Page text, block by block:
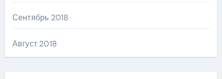
Сентябрь 2018
Август 2018